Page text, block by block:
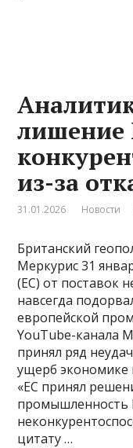
лишение
из-за
31.01.2026 Новости
Британский
Меркурис 31
(ЕС) от поставок
навсегда
европейской
YouTube-канала
принял ряд
ущерб экономике
«ЕС принял
промышленность
цитату …